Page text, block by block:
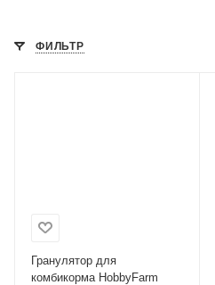
ФИЛЬТР
Гранулятор для
комбикорма HobbyFarm